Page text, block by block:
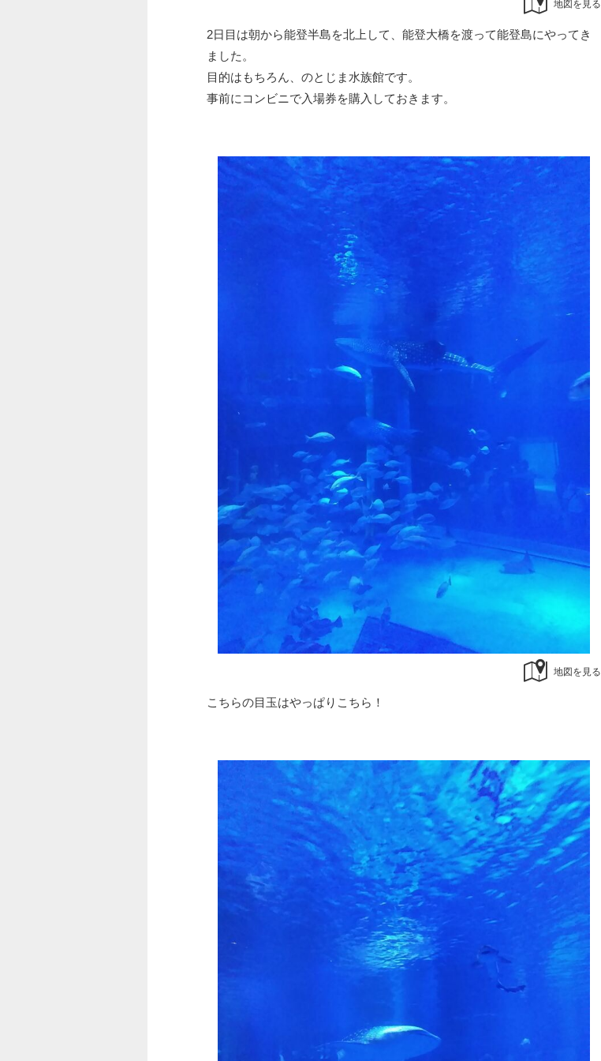
地図を見る
2日目は朝から能登半島を北上して、能登大橋を渡って能登島にやってき
ました。
目的はもちろん、のとじま水族館です。
事前にコンビニで入場券を購入しておきます。
地図を見る
こちらの目玉はやっぱりこちら！